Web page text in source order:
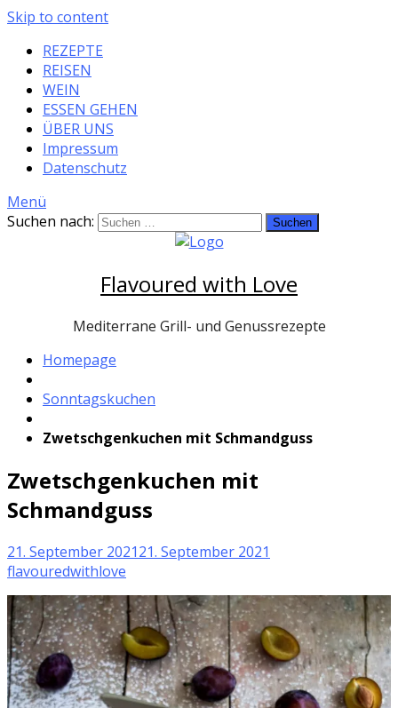
Skip to content
REZEPTE
REISEN
WEIN
ESSEN GEHEN
ÜBER UNS
Impressum
Datenschutz
Menü
Suchen nach:
Flavoured with Love
Mediterrane Grill- und Genussrezepte
Homepage
Sonntagskuchen
Zwetschgenkuchen mit Schmandguss
Zwetschgenkuchen mit
Schmandguss
21. September 202121. September 2021
flavouredwithlove